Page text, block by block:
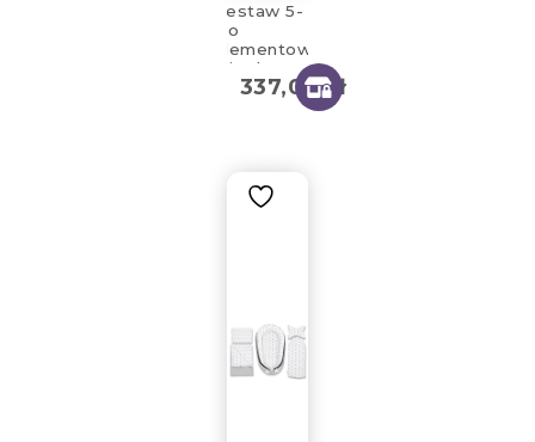
Zestaw 5-
cio
elementowy
mint berry
337,00zł